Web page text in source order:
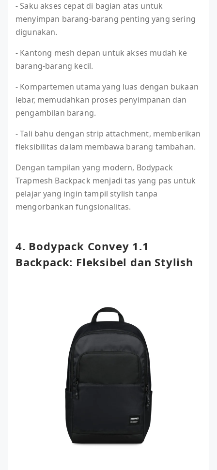
- Saku akses cepat di bagian atas untuk
menyimpan barang-barang penting yang sering
digunakan.
- Kantong mesh depan untuk akses mudah ke
barang-barang kecil.
- Kompartemen utama yang luas dengan bukaan
lebar, memudahkan proses penyimpanan dan
pengambilan barang.
- Tali bahu dengan strip attachment, memberikan
fleksibilitas dalam membawa barang tambahan.
Dengan tampilan yang modern, Bodypack
Trapmesh Backpack menjadi tas yang pas untuk
pelajar yang ingin tampil stylish tanpa
mengorbankan fungsionalitas.
4. Bodypack Convey 1.1
Backpack: Fleksibel dan Stylish